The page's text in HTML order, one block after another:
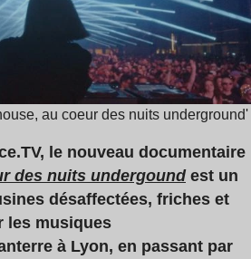
au coeur des nuits underground'
le nouveau documentaire
des nuits undergoundest un
désaffectées, friches et
les musiques
à Lyon, en passant par